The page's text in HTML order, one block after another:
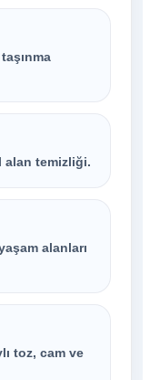
alan temizliği.
alanları
toz, cam ve